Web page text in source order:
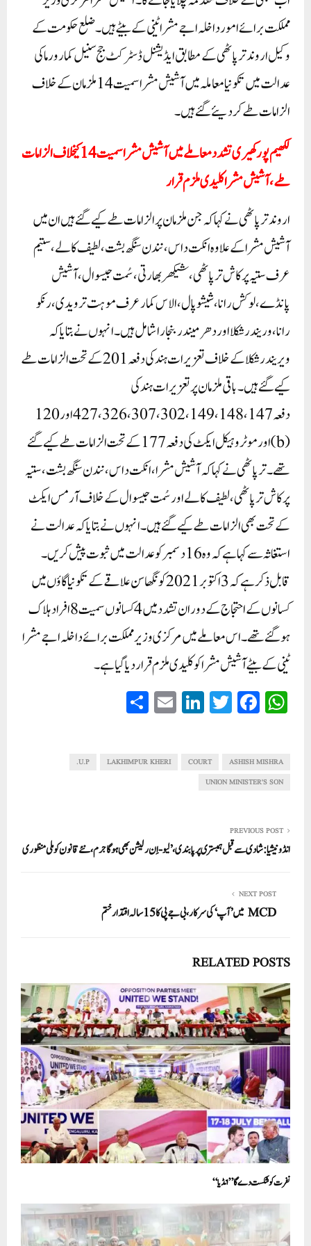
مملکت برائے امور داخلہ اجے مشرا ٹینی کے بیٹے ہیں۔ ضلع حکومت کے
وکیل اروند ترپاٹھی کے مطابق ایڈیشنل ڈسٹرکٹ جج سنیل کمار ورما کی
عدالت میں تکونیا معاملہ میں آشیش مشرا سمیت 14 ملزمان کے خلاف
الزامات طے کر دیئے گئے ہیں۔
لکھیم پور کھیری تشدد معاملے میں آشیش مشرا سمیت 14 کیخلاف الزامات
طے،آشیش مشرا کلیدی ملزم قرار
اروند ترپاٹھی نے کہا کہ جن ملزمان پر الزامات طے کیے گئے ہیں ان میں
آشیش مشرا کے علاوہ انکت داس، نندن سنگھ بشت، لطیف کالے، ستیم
عرف ستیہ پرکاش ترپاٹھی، شیکھر بھارتی، سُمت جیسوال، آشیش
پانڈے، لوکش رانا، شیشوپال، الاس کمار عرف موہت ترویدی، رنکو
رانا، وریندر شکلا اور دھرمیندر بنجارا شامل ہیں۔انہوں نے بتایا کہ
ویریندر شکلا کے خلاف تعزیرات ہند کی دفعہ 201 کے تحت الزامات طے
کیے گئے ہیں۔ باقی ملزمان پر تعزیرات ہند کی
دفعہ 147، 148، 149، 302، 307، 326، 427 اور 120
(b) اور موٹر وہیکل ایکٹ کی دفعہ 177 کے تحت الزامات طے کیے گئے
تھے۔ ترپاٹھی نے کہا کہ آشیش مشرا، انکت داس، نندن سنگھ بشت، ستیہ
پرکاش ترپاٹھی، لطیف کالے اور سُمت جیسوال کے خلاف آرمس ایکٹ
کے تحت بھی الزامات طے کیے گئے ہیں۔ انہوں نے بتایا کہ عدالت نے
استغاثہ سے کہا ہے کہ وہ 16 دسمبر کو عدالت میں ثبوت پیش کریں۔
قابل ذکر ہے کہ 3 اکتوبر 2021 کو نگھاسن علاقے کے تکونیا گاؤں میں
کسانوں کے احتجاج کے دوران تشدد میں 4 کسانوں سمیت 8 افراد ہلاک
ہو گئے تھے۔ اس معاملے میں مرکزی وزیر مملکت برائے داخلہ اجے مشرا
ٹینی کے بیٹے آشیش مشرا کو کلیدی ملزم قرار دیا گیا ہے۔
W
ha
A
pp
Fa
ce
ok
T
wi
r
Li
nk
In
E
m
ASHISH MISHRA
COURT
LAKHIMPUR KHERI
U.P.
UNION MINISTER'S SON
PREVIOUS POST
انڈونیشیا:شادی سے قبل ہمبستری پر پابندی، ’لیو-اِن رلیشن بھی ہوگا جرم، نئے قانون کو ملی منظوری
NEXT POST
MCD میں ’آپ‘ کی سرکار، بی جے پی کا 15سالہ اقتدار ختم
RELATED POSTS
نفرت کو شکست دے گا ’’انڈیا‘‘